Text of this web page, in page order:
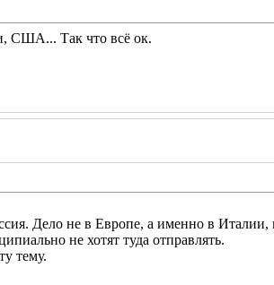
США... Так что всё ок.
Дело не в Европе, а именно в Италии,
не хотят туда отправлять.
тему.